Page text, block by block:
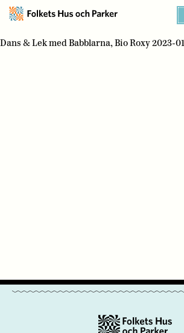
Dans & Lek med Babblarna, Bio Roxy 2023-